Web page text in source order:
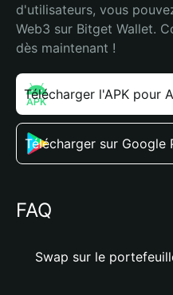
d'utilisateurs, vous
Web3 sur Bitget Wallet.
dès maintenant !
Télécharger l'APK pour
Télécharger sur Google
FAQ
Swap sur le